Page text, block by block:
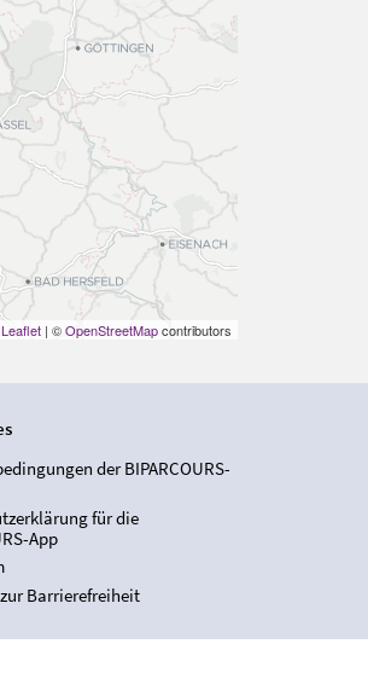
Leaflet| ©OpenStreetMapcontributors
der BIPARCOURS-
für die
App
Barrierefreiheit